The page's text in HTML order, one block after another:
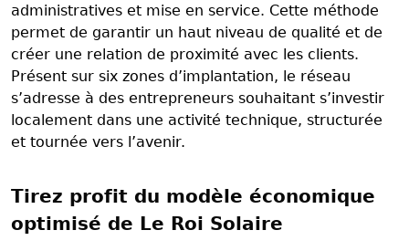
administratives et mise en service. Cette méthode
permet de garantir un haut niveau de qualité et de
créer une relation de proximité avec les clients.
Présent sur six zones d’implantation, le réseau
s’adresse à des entrepreneurs souhaitant s’investir
localement dans une activité technique, structurée
et tournée vers l’avenir.
Tirez profit du modèle économique
optimisé de Le Roi Solaire